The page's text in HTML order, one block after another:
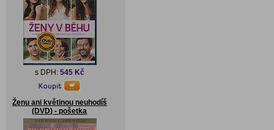
s DPH: 545 Kč
Ženu ani květinou neuhodíš
(DVD) - pošetka